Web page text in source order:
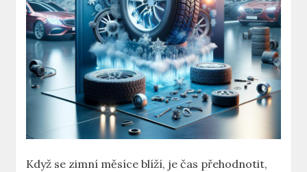
Když se zimní měsíce blíží, je čas přehodnotit,